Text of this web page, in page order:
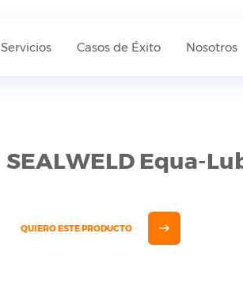
Servicios Casos de Éxito Nosotros
SEALWELD Equa-
QUIERO ESTE PRODUCTO